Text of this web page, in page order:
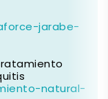
jarabe-
natural-